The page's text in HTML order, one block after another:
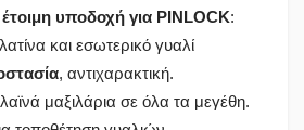
έτοιμη υποδοχή για PINLOCK:
και εσωτερικό γυαλί
, αντιχαρακτική.
μαξιλάρια σε όλα τα μεγέθη.